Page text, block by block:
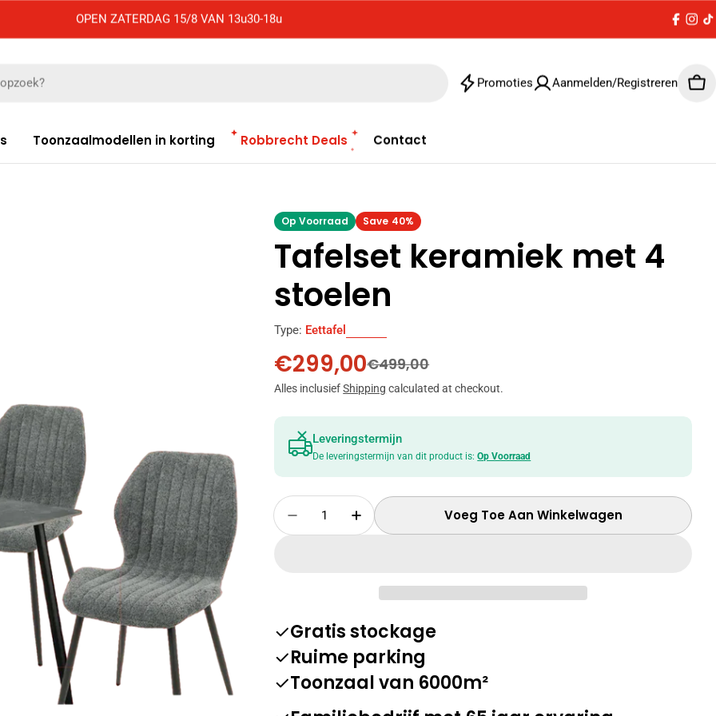
OPEN ZATERDAG 15/8 VAN 13u30-18u
Promoties Aanmelden/Registreren
Toonzaalmodellen in korting Robbrecht Deals Contact
Op Voorraad Save 40%
Tafelset keramiek met 4
stoelen
Type: Eettafel
Kortingsprijs
€299,00
Normale
prijs
€499,00
Alles inclusiefShipping calculated at checkout.
Leveringstermijn
De leveringstermijn van dit product is:Op Voorraad
Hoeveelheid
Verminder Hoeveelheid Voor Tafelset Keramiek Met 4
Verhoog Hoeveelheid Voor Tafelset Keramiek
Voeg Toe Aan Winkelwagen
Gratis stockage
Ruime parking
Toonzaal van 6000m²